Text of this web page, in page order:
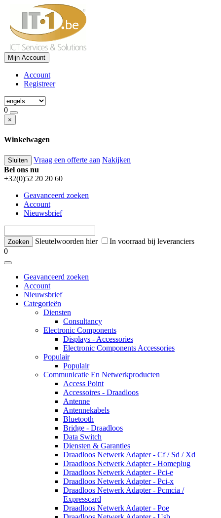
Mijn Account
Account
Registreer
0
×
Winkelwagen
Sluiten Vraag een offerte aan Nakijken
Bel ons nu
+32(0)52 20 20 60
Geavanceerd zoeken
Account
Nieuwsbrief
Sleutelwoorden hier
In voorraad bij leveranciers
0
Geavanceerd zoeken
Account
Nieuwsbrief
Categorieën
Diensten
Consultancy
Electronic Components
Displays - Accessories
Electronic Components Accessories
Populair
Populair
Communicatie En Netwerkproducten
Access Point
Accessoires - Draadloos
Antenne
Antennekabels
Bluetooth
Bridge - Draadloos
Data Switch
Diensten & Garanties
Draadloos Netwerk Adapter - Cf / Sd / Xd
Draadloos Netwerk Adapter - Homeplug
Draadloos Netwerk Adapter - Pci-e
Draadloos Netwerk Adapter - Pci-x
Draadloos Netwerk Adapter - Pcmcia /
Expresscard
Draadloos Netwerk Adapter - Poe